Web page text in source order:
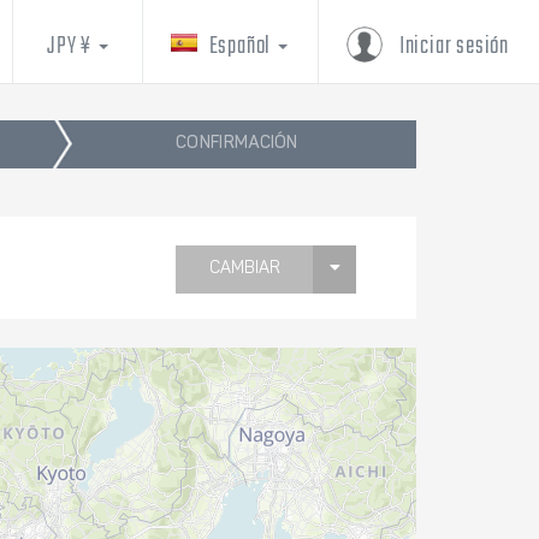
Iniciar sesión
Español
JPY ¥
CONFIRMACIÓN
CAMBIAR